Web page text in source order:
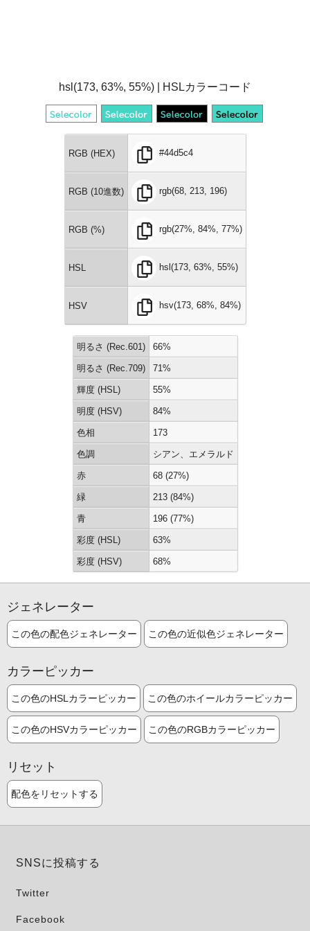
hsl(173, 63%, 55%) | HSLカラーコード
RGB (HEX) #44d5c4
RGB (10進数) rgb(68, 213, 196)
RGB (%) rgb(27%, 84%, 77%)
HSL hsl(173, 63%, 55%)
HSV hsv(173, 68%, 84%)
明るさ (Rec.601) 66%
明るさ (Rec.709) 71%
輝度 (HSL) 55%
明度 (HSV) 84%
色相 173
色調 シアン、エメラルド
赤 68 (27%)
緑 213 (84%)
青 196 (77%)
彩度 (HSL) 63%
彩度 (HSV) 68%
ジェネレーター
この色の配色ジェネレーター この色の近似色ジェネレーター
カラーピッカー
この色のHSLカラーピッカー この色のホイールカラーピッカー
この色のHSVカラーピッカー この色のRGBカラーピッカー
リセット
配色をリセットする
SNSに投稿する
Twitter
Facebook